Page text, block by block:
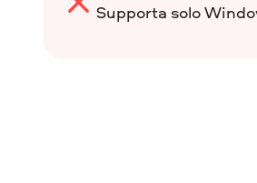
Supporta solo